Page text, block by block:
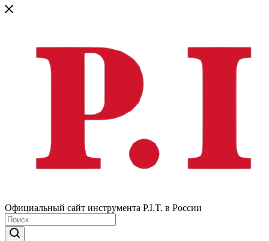
Официальный сайт инструмента P.I.T. в России